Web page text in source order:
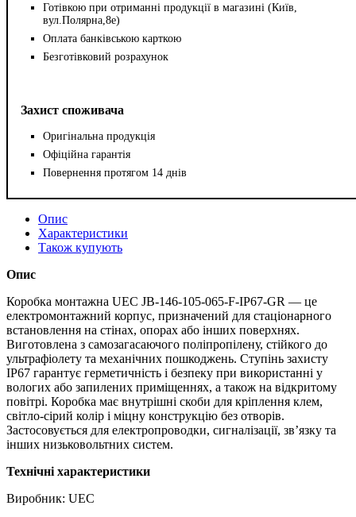
Готівкою при отриманні продукції в магазині (Київ,
вул.Полярна,8е)
Оплата банківською карткою
Безготівковий розрахунок
Захист споживача
Оригінальна продукція
Офіційна гарантія
Повернення протягом 14 днів
Опис
Характеристики
Також купують
Опис
Коробка монтажна UEC JB-146-105-065-F-IP67-GR — це
електромонтажний корпус, призначений для стаціонарного
встановлення на стінах, опорах або інших поверхнях.
Виготовлена з самозагасаючого поліпропілену, стійкого до
ультрафіолету та механічних пошкоджень. Ступінь захисту
IP67 гарантує герметичність і безпеку при використанні у
вологих або запилених приміщеннях, а також на відкритому
повітрі. Коробка має внутрішні скоби для кріплення клем,
світло-сірий колір і міцну конструкцію без отворів.
Застосовується для електропроводки, сигналізації, зв’язку та
інших низьковольтних систем.
Технічні характеристики
Виробник: UEC